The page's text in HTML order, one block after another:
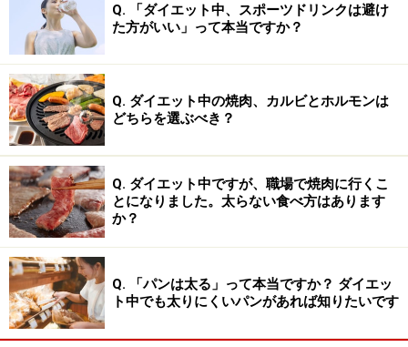
Q. 「ダイエット中、スポーツドリンクは避け
た方がいい」って本当ですか？
Q. ダイエット中の焼肉、カルビとホルモンは
どちらを選ぶべき？
Q. ダイエット中ですが、職場で焼肉に行くこ
とになりました。太らない食べ方はあります
か？
Q. 「パンは太る」って本当ですか？ ダイエッ
ト中でも太りにくいパンがあれば知りたいです